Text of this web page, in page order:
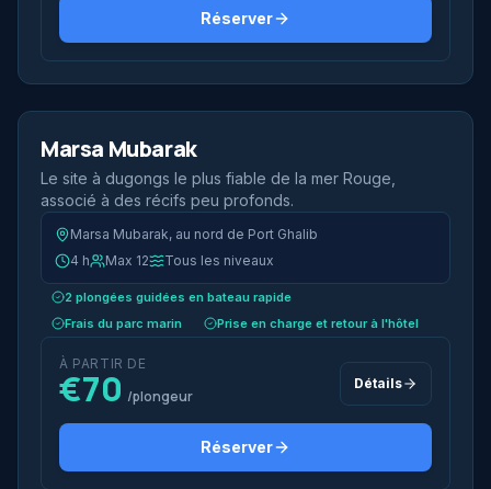
Réserver
Meilleur rapport qualité-prix
2 plongées
Marsa Mubarak
Le site à dugongs le plus fiable de la mer Rouge,
associé à des récifs peu profonds.
Marsa Mubarak, au nord de Port Ghalib
4 h
Max 12 Tous les niveaux
2 plongées guidées en bateau rapide
Frais du parc marin
Prise en charge et retour à l'hôtel
À PARTIR DE
€70 /plongeur
Détails
Réserver